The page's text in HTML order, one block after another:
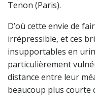
Tenon (Paris).
D’où cette envie de
irrépressible, et ces
insupportables en
particulièrement
distance entre leur
beaucoup plus courte